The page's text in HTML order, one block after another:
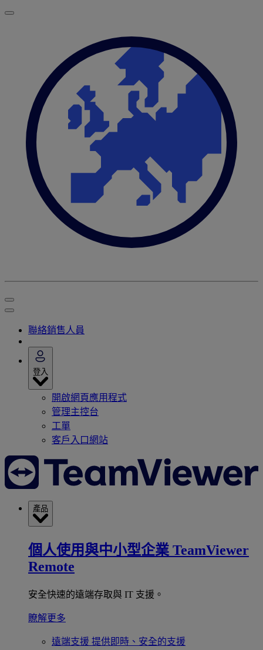
聯絡銷售人員
登入
開啟網頁應用程式
管理主控台
工單
客戶入口網站
產品
個人使用與中小型企業 TeamViewer
Remote
安全快速的遠端存取與 IT 支援。
瞭解更多
遠端支援 提供即時、安全的支援